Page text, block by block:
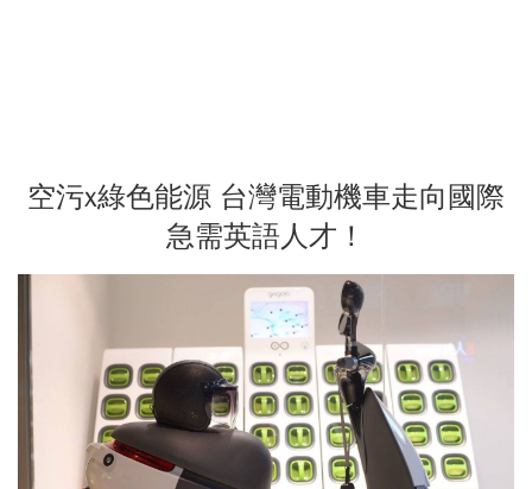
空污x綠色能源 台灣電動機車走向國際
急需英語人才！